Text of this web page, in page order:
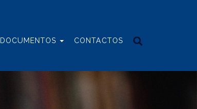
DOCUMENTOS CONTACTOS